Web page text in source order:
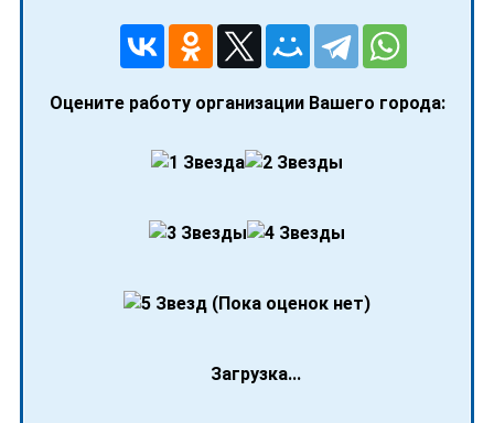
Оцените работу организации Вашего города:
(Пока оценок нет)
Загрузка...